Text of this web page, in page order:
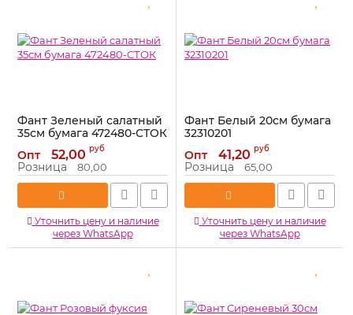
Фант Зеленый салатный
35см бумага 472480-СТОК
Артикул: 472480-СТОК
Опт 52,00 руб
Розница 80,00
Уточнить цену и наличие
через WhatsApp
Фант Белый 20см бумага
32310201
Артикул: 32310201
Опт 41,20 руб
Розница 65,00
Уточнить цену и наличие
через WhatsApp